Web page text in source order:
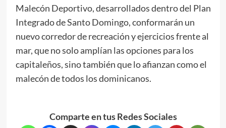
Malecón Deportivo, desarrollados dentro del Plan
Integrado de Santo Domingo, conformarán un
nuevo corredor de recreación y ejercicios frente al
mar, que no solo amplían las opciones para los
capitaleños, sino también que lo afianzan como el
malecón de todos los dominicanos.
Comparte en tus Redes Sociales